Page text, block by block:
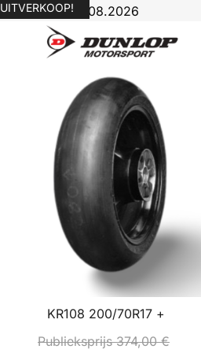
11.08.2026
UITVERKOOP!
KR108 200/70R17 +
Publieksprijs374,00€